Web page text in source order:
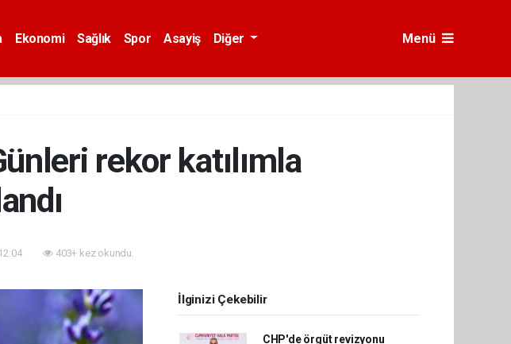
Ekonomi Sağlık Spor Asayiş Diğer Menü
rekor katılımla
403+ kez okundu.
İlginizi Çekebilir
CHP'de örgüt revizyonu